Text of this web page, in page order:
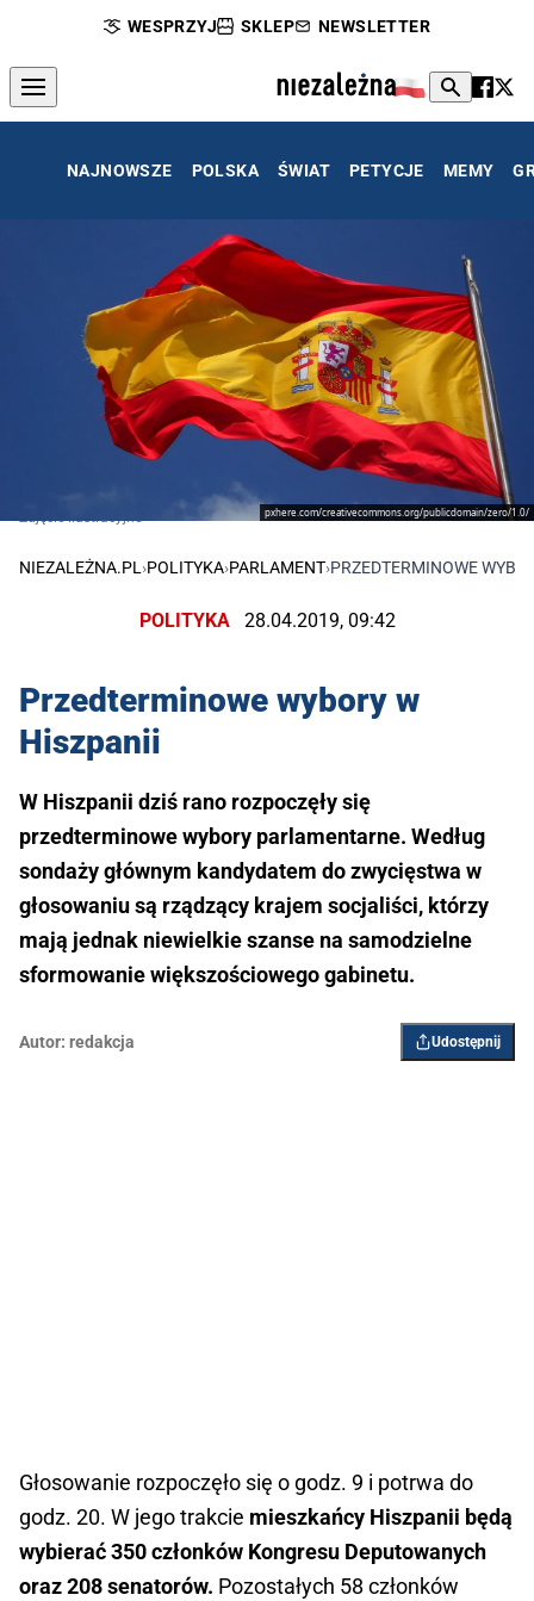
WESPRZYJ SKLEP NEWSLETTER
NAJNOWSZE POLSKA ŚWIAT PETYCJE MEMY
pxhere.com/creativecommons.org/publicdomain/zero/1.0/
Zdjęcie ilustracyjne
NIEZALEŻNA.PL›POLITYKA›PARLAMENT›PRZEDTERMINOWE
POLITYKA 28.04.2019, 09:42
Przedterminowe wybory w
Hiszpanii
W Hiszpanii dziś rano rozpoczęły się
przedterminowe wybory parlamentarne. Według
sondaży głównym kandydatem do zwycięstwa w
głosowaniu są rządzący krajem socjaliści, którzy
mają jednak niewielkie szanse na samodzielne
sformowanie większościowego gabinetu.
Autor: redakcja Udostępnij
Głosowanie rozpoczęło się o godz. 9 i potrwa do
godz. 20. W jego trakcie mieszkańcy Hiszpanii będą
wybierać 350 członków Kongresu Deputowanych
oraz 208 senatorów. Pozostałych 58 członków